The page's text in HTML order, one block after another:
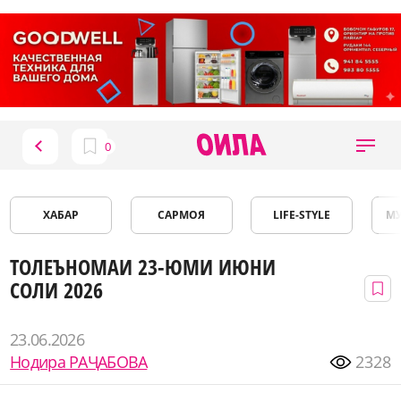
ХАБАР САРМОЯ LIFE-STYLE
ТОЛЕЪНОМАИ 23-ЮМИ ИЮНИ
СОЛИ 2026
23.06.2026
Нодира РАҶАБОВА
2328